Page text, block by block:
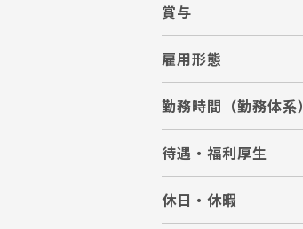
賞与
雇用形態
勤務時間（勤務体系）
待遇・福利厚生
休日・休暇